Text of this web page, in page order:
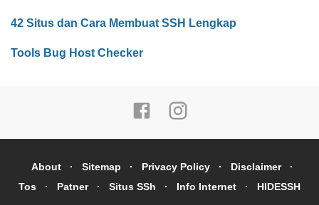
42 Situs dan Cara Membuat SSH Lengkap
Tools Bug Host Checker
About Sitemap Privacy Policy
Disclaimer
Tos
Patner Situs SSh Info Internet HIDESSH